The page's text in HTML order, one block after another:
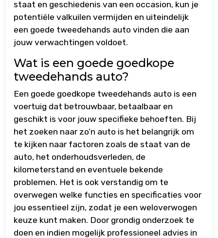
staat en geschiedenis van een occasion, kun je
potentiële valkuilen vermijden en uiteindelijk
een goede tweedehands auto vinden die aan
jouw verwachtingen voldoet.
Wat is een goede goedkope
tweedehands auto?
Een goede goedkope tweedehands auto is een
voertuig dat betrouwbaar, betaalbaar en
geschikt is voor jouw specifieke behoeften. Bij
het zoeken naar zo’n auto is het belangrijk om
te kijken naar factoren zoals de staat van de
auto, het onderhoudsverleden, de
kilometerstand en eventuele bekende
problemen. Het is ook verstandig om te
overwegen welke functies en specificaties voor
jou essentieel zijn, zodat je een weloverwogen
keuze kunt maken. Door grondig onderzoek te
doen en indien mogelijk professioneel advies in